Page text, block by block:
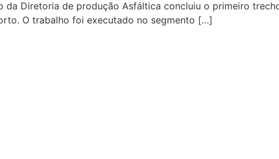
da Diretoria de produção Asfáltica concluiu o primeiro
O trabalho foi executado no segmento […]